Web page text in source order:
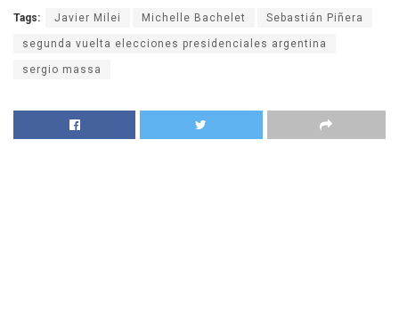
Tags: Javier Milei Michelle Bachelet Sebastián Piñera
segunda vuelta elecciones presidenciales argentina
sergio massa